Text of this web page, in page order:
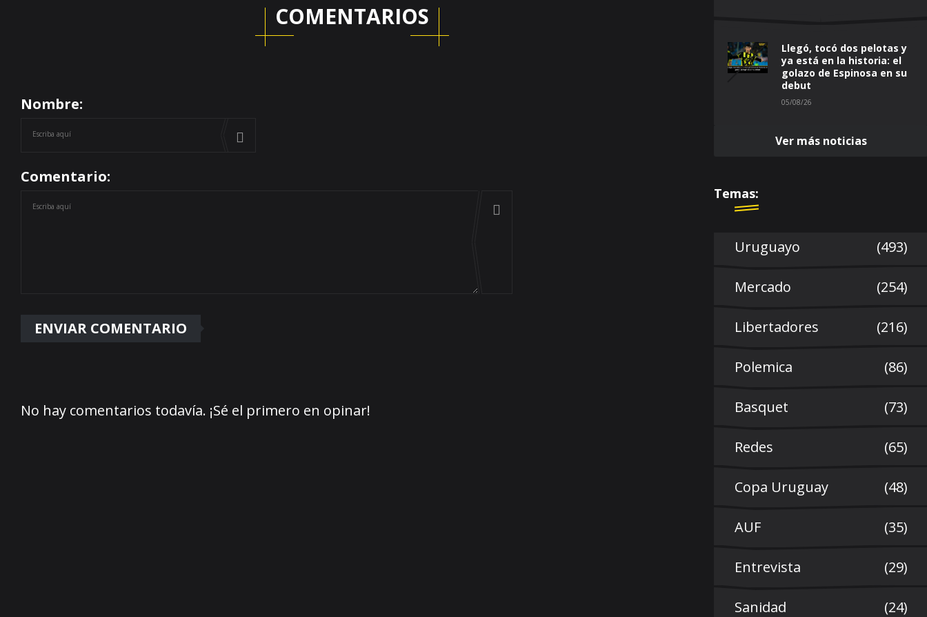
COMENTARIOS
Nombre:
Comentario:
No hay comentarios todavía. ¡Sé el primero en opinar!
Llegó, tocó dos pelotas y
ya está en la historia: el
golazo de Espinosa en su
debut
05/08/26
Ver más noticias
Temas:
Uruguayo (493)
Mercado (254)
Libertadores (216)
Polemica (86)
Basquet (73)
Redes (65)
Copa Uruguay (48)
AUF (35)
Entrevista (29)
Sanidad (24)